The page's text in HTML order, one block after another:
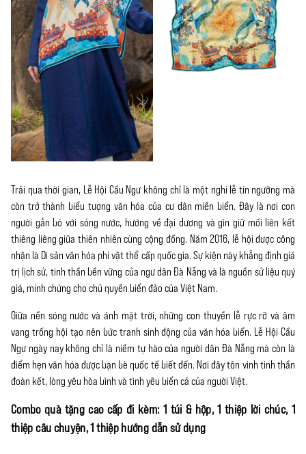
Trải qua thời gian, Lễ Hội Cầu Ngư không chỉ là một nghi lễ tín ngưỡng mà
còn trở thành biểu tượng văn hóa của cư dân miền biển. Đây là nơi con
người gắn bó với sóng nước, hướng về đại dương và gìn giữ mối liên kết
thiêng liêng giữa thiên nhiên cùng cộng đồng. Năm 2016, lễ hội được công
nhận là Di sản văn hóa phi vật thể cấp quốc gia. Sự kiện này khẳng định giá
trị lịch sử, tinh thần bền vững của ngư dân Đà Nẵng và là nguồn sử liệu quý
giá, minh chứng cho chủ quyền biển đảo của Việt Nam.
Giữa nền sóng nước và ánh mặt trời, những con thuyền lễ rực rỡ và âm
vang trống hội tạo nên bức tranh sinh động của văn hóa biển. Lễ Hội Cầu
Ngư ngày nay không chỉ là niềm tự hào của người dân Đà Nẵng mà còn là
điểm hẹn văn hóa được bạn bè quốc tế biết đến. Nơi đây tôn vinh tinh thần
đoàn kết, lòng yêu hòa bình và tình yêu biển cả của người Việt.
Combo quà tặng cao cấp đi kèm: 1 túi & hộp, 1 thiệp lời chúc, 1
thiệp câu chuyện, 1 thiệp hướng dẫn sử dụng